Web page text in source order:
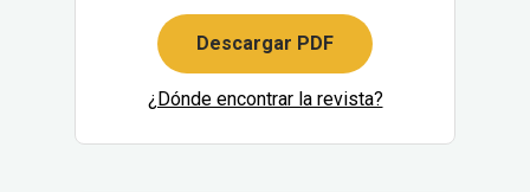
Descargar PDF
¿Dónde encontrar la revista?